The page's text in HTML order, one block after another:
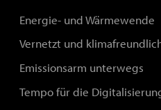
Energie- und Wärmewende
Vernetzt und
Emissionsarm unterwegs
Tempo für die